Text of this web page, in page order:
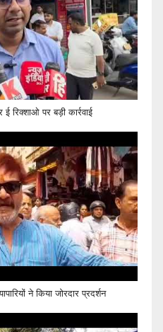
पर बड़ी कार्रवाई
ने किया जोरदार प्रदर्शन